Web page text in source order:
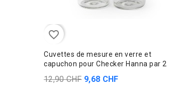
favorite_border
Cuvettes de mesure en verre et
capuchon pour Checker Hanna par 2
12,90 CHF 9,68 CHF